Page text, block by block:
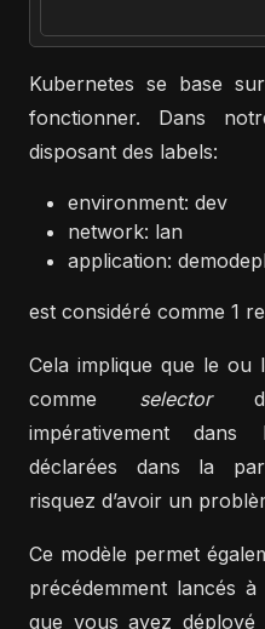
Kubernetes se base
fonctionner. Dans
disposant des labels:
environment: dev
network: lan
application:
est considéré comme 1
Cela implique que le ou
comme selector
impérativement
déclarées dans la
risquez d’avoir un
Ce modèle permet
précédemment lancés à
que vous ayez déployé